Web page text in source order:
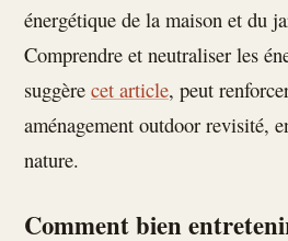
énergétique de la maison et du
Comprendre et neutraliser les
suggère cet article, peut
aménagement outdoor revisité,
nature.
Comment bien